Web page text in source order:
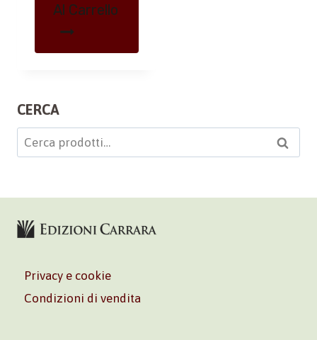
Al Carrello
CERCA
Cerca: Cerca
Privacy e cookie
Condizioni di vendita